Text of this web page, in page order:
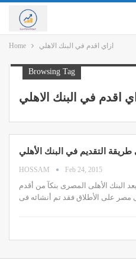
Home ازاي اقدم في البنك الاهلي
Browsing Tag
اقدم في البنك الاهلي
HOSSAM Feb 24, 2015
البنك الأهلى المصرى بنكآ من أقدم